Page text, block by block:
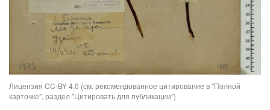
Лицензия CC-BY 4.0 (см. рекомендованное цитирование в "Полной
карточке", раздел "Цитировать для публикации")